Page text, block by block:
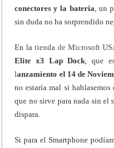
conectores y la bateria , un
sin duda no ha sorprendido
En la tienda de Microsoft
Elite x3 Lap Dock , que
lanzamiento el 14 de
no estaría mal si
que no sirve para nada sin el
dispara.
Si para el Smartphone